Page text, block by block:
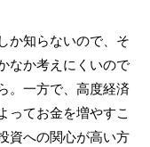
か知らないので、そ
なか考えにくいので
。一方で、高度経済
ってお金を増やすこ
資への関心が高い方